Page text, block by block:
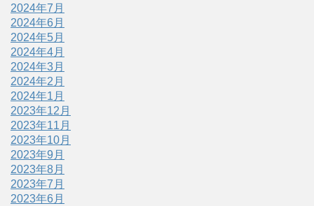
2024年7月
2024年6月
2024年5月
2024年4月
2024年3月
2024年2月
2024年1月
2023年12月
2023年11月
2023年10月
2023年9月
2023年8月
2023年7月
2023年6月